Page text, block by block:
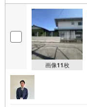
画像11枚